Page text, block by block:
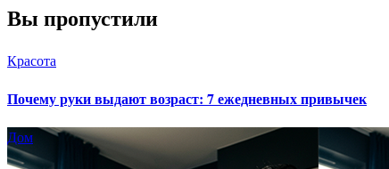
Вы пропустили
Красота
Почему руки выдают возраст: 7 ежедневных привычек
Дом